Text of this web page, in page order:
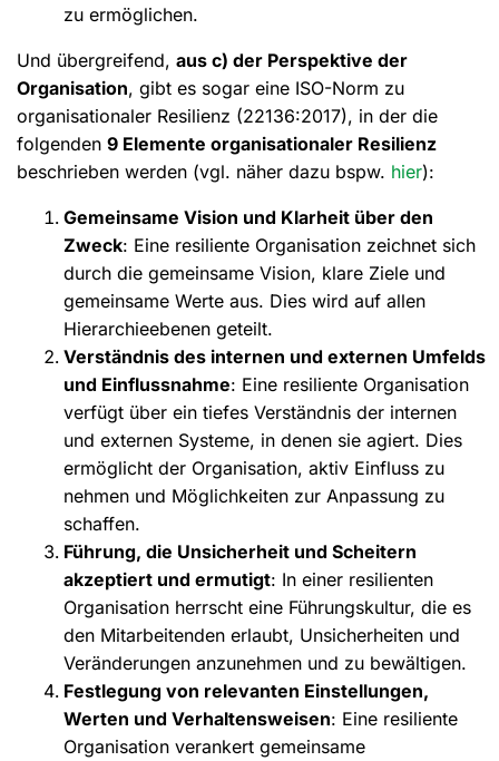
zu ermöglichen.
Und übergreifend, aus c) der Perspektive der
Organisation, gibt es sogar eine ISO-Norm zu
organisationaler Resilienz (22136:2017), in der die
folgenden 9 Elemente organisationaler Resilienz
beschrieben werden (vgl. näher dazu bspw. hier):
Gemeinsame Vision und Klarheit über den
Zweck: Eine resiliente Organisation zeichnet sich
durch die gemeinsame Vision, klare Ziele und
gemeinsame Werte aus. Dies wird auf allen
Hierarchieebenen geteilt.
Verständnis des internen und externen Umfelds
und Einflussnahme: Eine resiliente Organisation
verfügt über ein tiefes Verständnis der internen
und externen Systeme, in denen sie agiert. Dies
ermöglicht der Organisation, aktiv Einfluss zu
nehmen und Möglichkeiten zur Anpassung zu
schaffen.
Führung, die Unsicherheit und Scheitern
akzeptiert und ermutigt: In einer resilienten
Organisation herrscht eine Führungskultur, die es
den Mitarbeitenden erlaubt, Unsicherheiten und
Veränderungen anzunehmen und zu bewältigen.
Festlegung von relevanten Einstellungen,
Werten und Verhaltensweisen: Eine resiliente
Organisation verankert gemeinsame